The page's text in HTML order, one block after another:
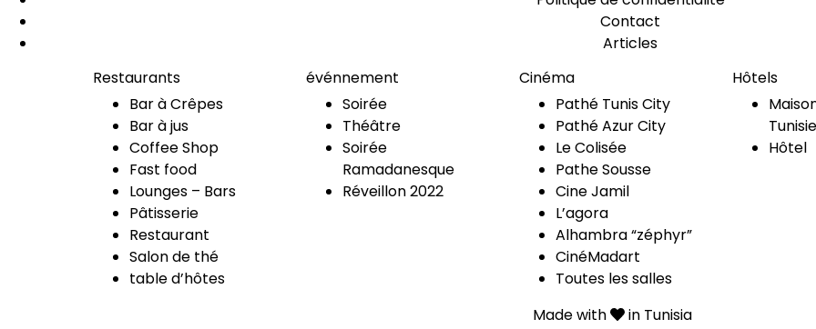
Contact
Articles
Restaurants
Bar à Crêpes
Bar à jus
Coffee Shop
Fast food
Lounges – Bars
Pâtisserie
Restaurant
Salon de thé
table d’hôtes
événnement
Soirée
Théâtre
Soirée
Ramadanesque
Réveillon 2022
Cinéma
Pathé Tunis City
Pathé Azur City
Le Colisée
Pathe Sousse
Cine Jamil
L’agora
Alhambra “zéphyr”
CinéMadart
Toutes les salles
Hôtels
Tunisie
Hôtel
Made with
in Tunisia